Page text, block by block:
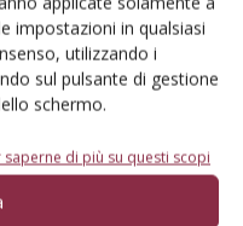
impostazioni in qualsiasi
utilizzando i
sul pulsante di gestione
schermo.
saperne di più su questi scopi
Samouraï®EAR1
da gestire perché di
ed il sapore
matura una quarta
tuttora poco